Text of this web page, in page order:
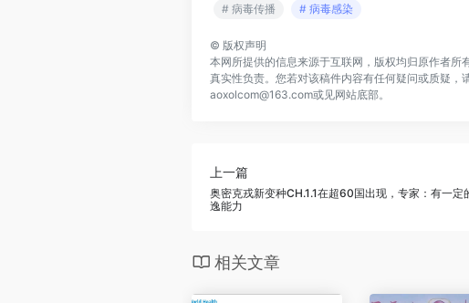
# 病毒传播
# 病毒感染
© 版权声明
本网所提供的信息来源于互联网，版权均归原作者
真实性负责。您若对该稿件内容有任何疑问或质疑
aoxolcom@163.com或见网站底部。
上一篇
奥密克戎新变种CH.1.1在超60国出现，专家：有一定
逸能力
相关文章